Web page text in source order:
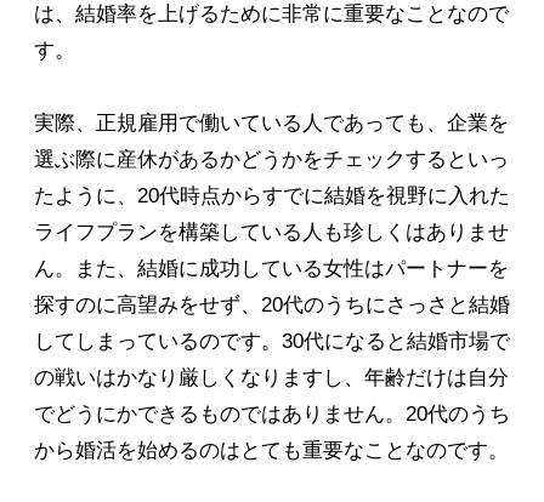
は、結婚率を上げるために非常に重要なことなので
す。
実際、正規雇用で働いている人であっても、企業を
選ぶ際に産休があるかどうかをチェックするといっ
たように、20代時点からすでに結婚を視野に入れた
ライフプランを構築している人も珍しくはありませ
ん。また、結婚に成功している女性はパートナーを
探すのに高望みをせず、20代のうちにさっさと結婚
してしまっているのです。30代になると結婚市場で
の戦いはかなり厳しくなりますし、年齢だけは自分
でどうにかできるものではありません。20代のうち
から婚活を始めるのはとても重要なことなのです。